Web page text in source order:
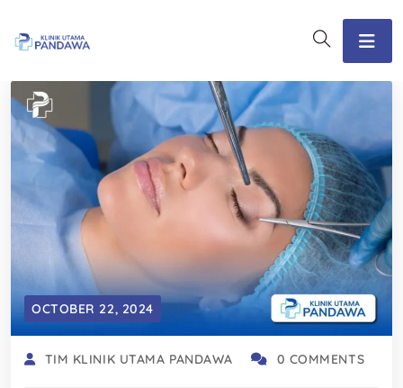
OCTOBER 22, 2024
TIM KLINIK UTAMA PANDAWA 0 COMMENTS